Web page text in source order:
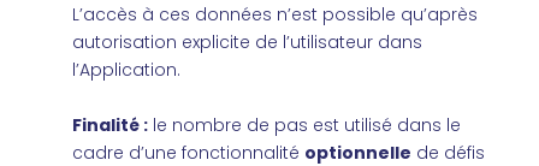
L’accès à ces données n’est possible qu’après
autorisation explicite de l’utilisateur dans
l’Application.
Finalité : le nombre de pas est utilisé dans le
cadre d’une fonctionnalité optionnelle de défis